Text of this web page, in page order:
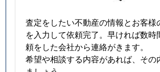
査定をしたい不動産の情報とお客様
を入力して依頼完了。早ければ数時
頼をした会社から連絡がきます。
希望や相談する内容があれば、その